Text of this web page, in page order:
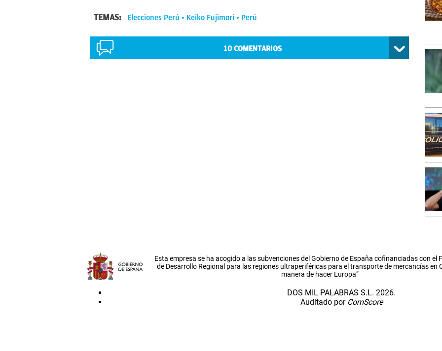
TEMAS: Elecciones Perú Keiko Fujimori Perú
10COMENTARIOS
Esta empresa se ha acogido a las subvenciones del Gobierno de España cofinanciadas con el
de Desarrollo Regional para las regiones ultraperiféricas para el transporte de mercancías en
manera de hacer Europa”
DOS MIL PALABRAS S.L. 2026.
Auditado por ComScore